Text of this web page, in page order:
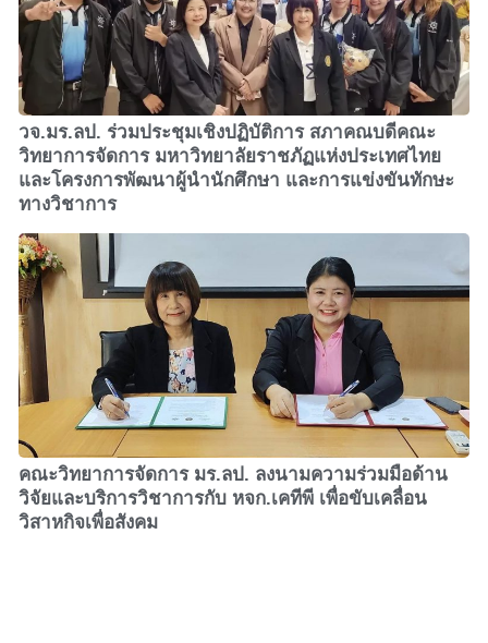
วจ.มร.ลป. ร่วมประชุมเชิงปฏิบัติการ สภาคณบดีคณะ
วิทยาการจัดการ มหาวิทยาลัยราชภัฏแห่งประเทศไทย
และโครงการพัฒนาผู้นำนักศึกษา และการแข่งขันทักษะ
ทางวิชาการ
คณะวิทยาการจัดการ มร.ลป. ลงนามความร่วมมือด้าน
วิจัยและบริการวิชาการกับ หจก.เคทีพี เพื่อขับเคลื่อน
วิสาหกิจเพื่อสังคม